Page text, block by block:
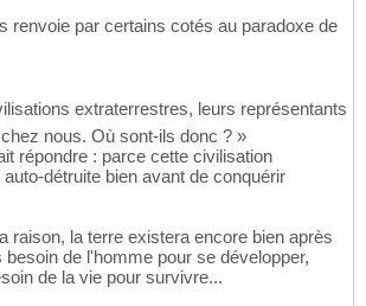
renvoie par certains cotés au paradoxe de
extraterrestres, leurs représentants
nous. Où sont-ils donc ? »
répondre : parce cette civilisation
détruite bien avant de conquérir
a raison, la terre existera encore bien après
besoin de l'homme pour se développer,
de la vie pour survivre...